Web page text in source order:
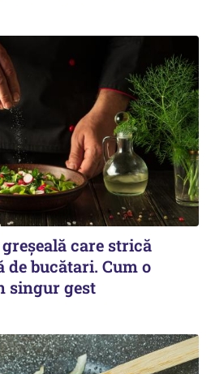
care strică
de bucătari. Cum o
singur gest